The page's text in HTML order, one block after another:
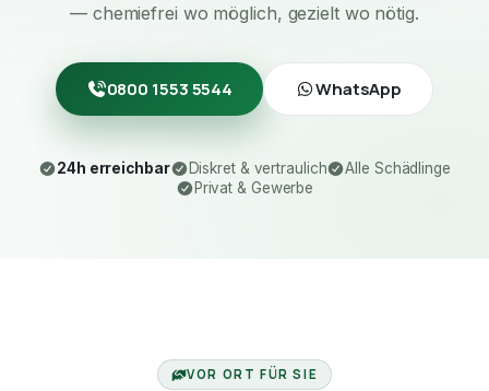
— chemiefrei wo möglich, gezielt wo nötig.
0800 1553 5544 WhatsApp
24h erreichbar Diskret & vertraulich
Alle Schädlinge
Privat & Gewerbe
VOR ORT FÜR SIE